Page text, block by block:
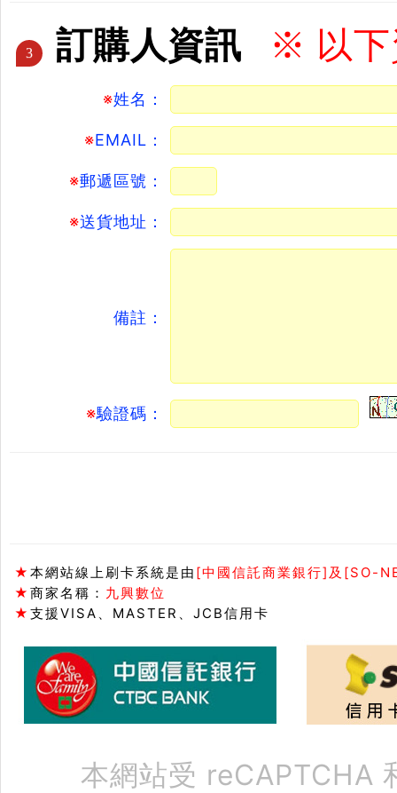
3 訂購人資訊 ※ 以下
※姓名：
※EMAIL：
※郵遞區號：
※送貨地址：
備註：
※驗證碼：
★ 本網站線上刷卡系統是由 [中國信託商業銀行]及[SO-
★ 商家名稱： 九興數位
★ 支援VISA、MASTER、JCB信用卡
本網站受 reCAPTCHA